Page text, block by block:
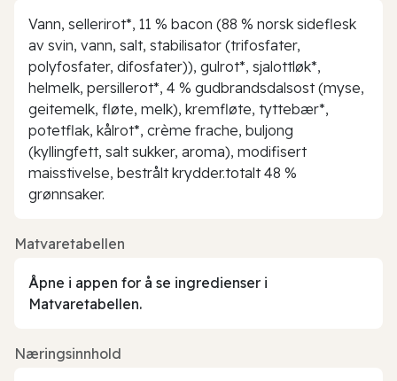
Vann, sellerirot*, 11 % bacon (88 % norsk sideflesk
av svin, vann, salt, stabilisator (trifosfater,
polyfosfater, difosfater)), gulrot*, sjalottløk*,
helmelk, persillerot*, 4 % gudbrandsdalsost (myse,
geitemelk, fløte, melk), kremfløte, tyttebær*,
potetflak, kålrot*, crème frache, buljong
(kyllingfett, salt sukker, aroma), modifisert
maisstivelse, bestrålt krydder.totalt 48 %
grønnsaker.
Matvaretabellen
Åpne i appen for å se ingredienser i
Matvaretabellen.
Næringsinnhold